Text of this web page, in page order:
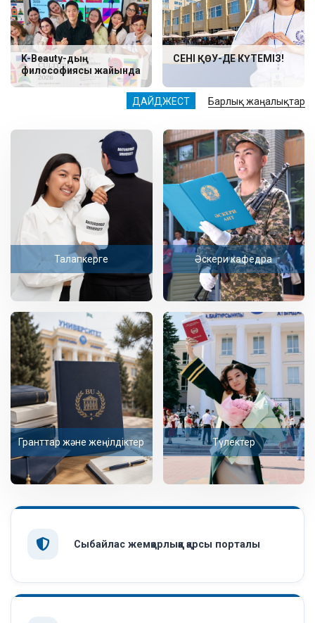
ДАЙДЖЕСТ Барлық жаңалықтар
K-Beauty-дың
философиясы жайында
СЕНІ ҚӨУ-ДЕ КҮТЕМІЗ!
Талапкерге Әскери кафедра
Гранттар және жеңілдіктер Түлектер
Сыбайлас жемқорлыққа қарсы порталы